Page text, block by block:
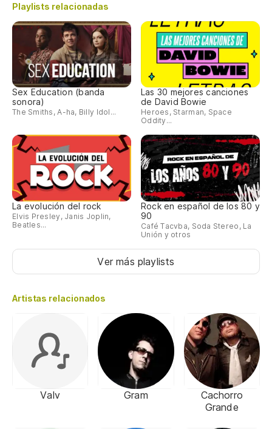
Playlists relacionadas
Sex Education (banda
sonora)
The Smiths, A-ha, Billy Idol...
Las 30 mejores canciones
de David Bowie
Heroes, Starman, Space
Oddity...
La evolución del rock
Elvis Presley, Janis Joplin,
Beatles...
Rock en español de los 80 y
90
Café Tacvba, Soda Stereo, La
Unión y otros
Ver más playlists
Artistas relacionados
Valv Gram
Cachorro
Grande